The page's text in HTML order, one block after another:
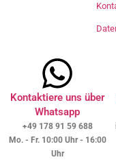
Kontaktiere uns über
Whatsapp
+49 178 91 59 688
Mo. - Fr. 10:00 Uhr - 16:00
Uhr